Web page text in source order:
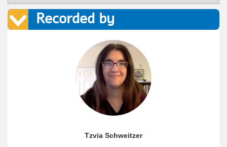
Recorded by
Tzvia Schweitzer